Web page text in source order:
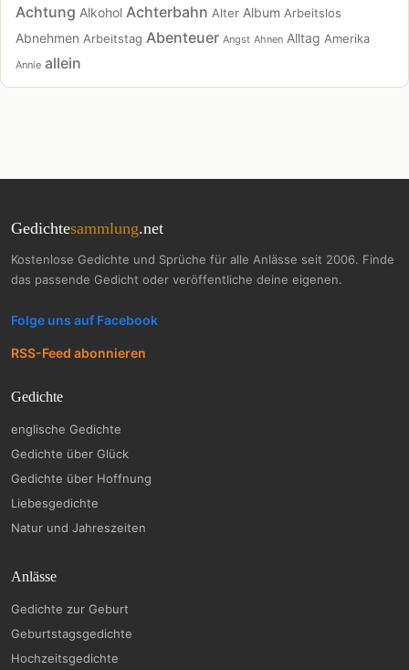
Achtung Alkohol Achterbahn Alter Album Arbeitslos
Abnehmen Arbeitstag Abenteuer Angst Ahnen Alltag Amerika
Annie allein
Gedichtesammlung.net
Kostenlose Gedichte und Sprüche für alle Anlässe seit 2006. Finde
das passende Gedicht oder veröffentliche deine eigenen.
Folge uns auf Facebook
RSS-Feed abonnieren
Gedichte
englische Gedichte
Gedichte über Glück
Gedichte über Hoffnung
Liebesgedichte
Natur und Jahreszeiten
Anlässe
Gedichte zur Geburt
Geburtstagsgedichte
Hochzeitsgedichte